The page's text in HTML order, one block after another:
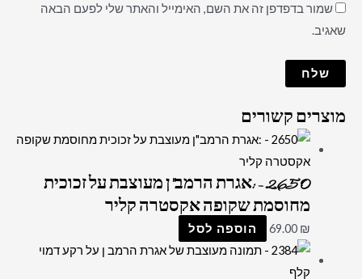
שמור בדפדפן זה את השם, האימייל והאתר שלי לפעם הבאה
שאגיב.
מוצרים קשורים
2650 – :אגרת הרמב"ן מעוצבת על זכוכית
מחוסמת שקופה אקסטרה קליר
69.00 ₪ הוספה לסל